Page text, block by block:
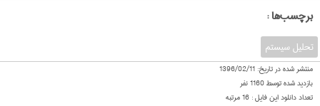
: برچسب‌ها
تحلیل سیستم
منتشر شده در تاریخ: 1396/02/11
بازدید شده توسط1160نفر
تعداد دانلود این فایل : 16مرتبه